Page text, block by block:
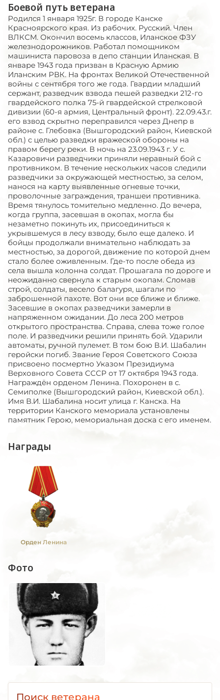
Боевой путь ветерана
Родился 1 января 1925г. В городе Канске
Красноярского края. Из рабочих. Русский. Член
ВЛКСМ. Окончил восемь классов, Иланское ФЗУ
железнодорожников. Работал помощником
машиниста паровоза в депо станции Иланская. В
январе 1943 года призван в Красную Армию
Иланским РВК. На фронтах Великой Отечественной
войны с сентября того же года. Гвардии младший
сержант, разведчик взвода пешей разведки 212-го
гвардейского полка 75-й гвардейской стрелковой
дивизии (60-я армия, Центральный фронт). 22.09.43.г.
его взвод скрытно переправился через Днепр в
районе с. Глебовка (Вышгородский район, Киевской
обл.) с целью разведки вражеской обороны на
правом берегу реки. В ночь на 23.09.1943 г. У с.
Казаровичи разведчики приняли неравный бой с
противником. В течение нескольких часов следили
разведчики за окружающей местностью, за селом,
нанося на карту выявленные огневые точки,
проволочные заграждения, траншеи противника.
Время тянулось томительно медленно. До вечера,
когда группа, засевшая в окопах, могла бы
незаметно покинуть их, присоединиться к
укрывшемуся в лесу взводу, было еще далеко. И
бойцы продолжали внимательно наблюдать за
местностью, за дорогой, движение по которой днем
стало более оживленным. Где-то после обеда из
села вышла колонна солдат. Прошагала по дороге и
неожиданно свернула к старым окопам. Сломав
строй, солдаты, весело балагуря, шагали по
заброшенной пахоте. Вот они все ближе и ближе.
Засевшие в окопах разведчики замерли в
напряженном ожидании. До леса 200 метров
открытого пространства. Справа, слева тоже голое
поле. И разведчики решили принять бой. Ударили
автоматы, ручной пулемет. В том бою В.И. Шабалин
геройски погиб. Звание Героя Советского Союза
присвоено посмертно Указом Президиума
Верховного Совета СССР от 17 октября 1943 года.
Награждён орденом Ленина. Похоронен в с.
Семиполке (Вышгородский район, Киевской обл.).
Имя В.И. Шабалина носит улица г. Канска. На
территории Канского мемориала установлены
памятник Герою, мемориальная доска с его именем.
Награды
Орден Ленина
Фото
Поиск ветерана